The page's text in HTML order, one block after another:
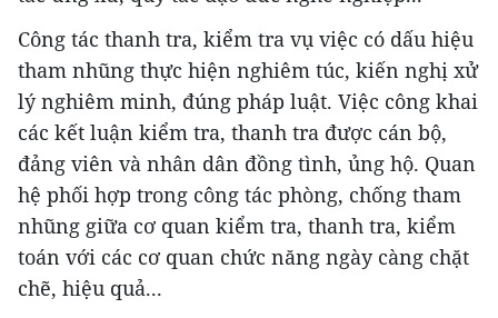
Công tác thanh tra, kiểm tra vụ việc có dấu hiệu
tham nhũng thực hiện nghiêm túc, kiến nghị xử
lý nghiêm minh, đúng pháp luật. Việc công khai
các kết luận kiểm tra, thanh tra được cán bộ,
đảng viên và nhân dân đồng tình, ủng hộ. Quan
hệ phối hợp trong công tác phòng, chống tham
nhũng giữa cơ quan kiểm tra, thanh tra, kiểm
toán với các cơ quan chức năng ngày càng chặt
chẽ, hiệu quả...